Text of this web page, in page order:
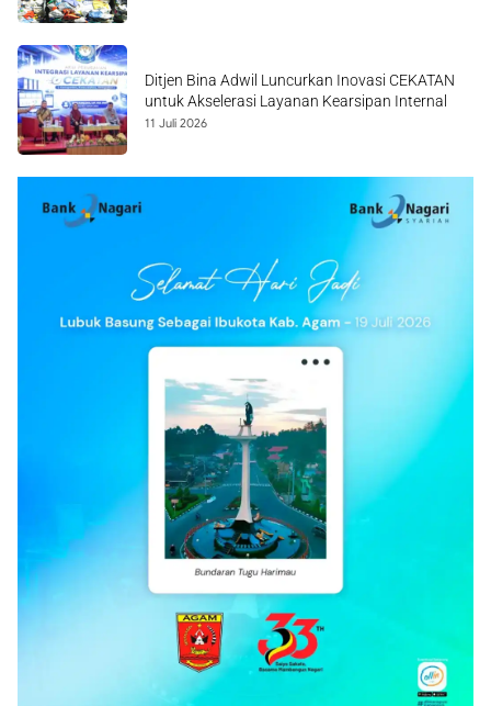
Ditjen Bina Adwil Luncurkan Inovasi CEKATAN
untuk Akselerasi Layanan Kearsipan Internal
11 Juli 2026